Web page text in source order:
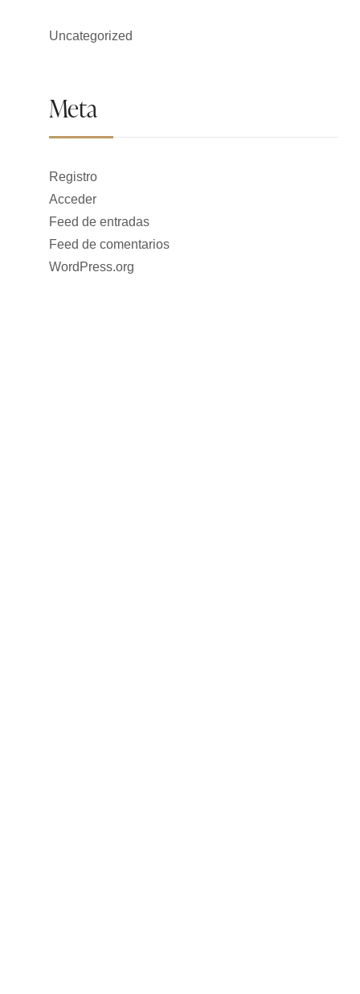
Uncategorized
Meta
Registro
Acceder
Feed de entradas
Feed de comentarios
WordPress.org